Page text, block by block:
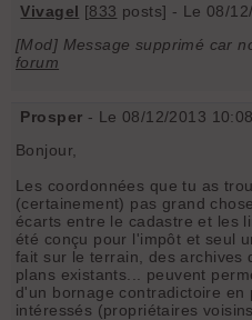
Vivagel [833 posts] - Le 08/
[Mod] Message supprimé car
forum
Prosper - Le 08/12/2013 10:08
Bonjour,
Les coordonnées que tu as
(certainement) pas grand
écarts entre le cadastre et les
été conçu pour l'impôt et seul
fait sur le terrain, des archives
plans existants... peuvent
d'un bornage contradictoire en
intéressés (propriétaires